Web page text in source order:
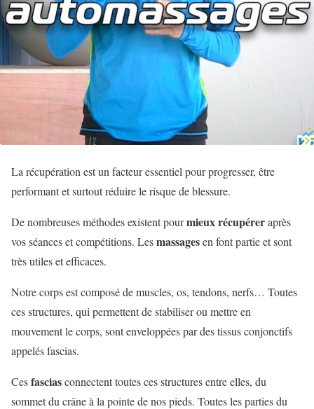
La récupération est un facteur essentiel pour progresser, être
performant et surtout réduire le risque de blessure.
De nombreuses méthodes existent pourmieux récupéreraprès
vos séances et compétitions. Lesmassagesen font partie et sont
très utiles et efficaces.
Notre corps est composé de muscles, os, tendons, nerfs… Toutes
ces structures, qui permettent de stabiliser ou mettre en
mouvement le corps, sont enveloppées par des tissus conjonctifs
appelés fascias.
Cesfasciasconnectent toutes ces structures entre elles, du
sommet du crâne à la pointe de nos pieds. Toutes les parties du